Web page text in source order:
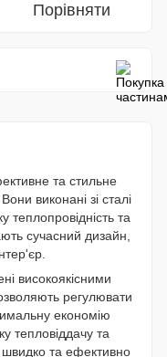
Порівняти
та стильне
виконані зі сталі
теплопровідність та
сучасний дизайн,
високоякісними
регулювати
економію
тепловіддачу та
та ефективно